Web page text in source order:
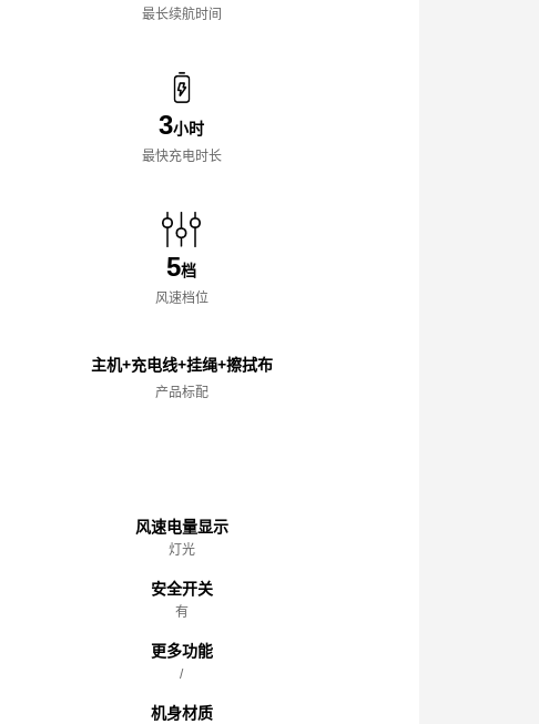
最长续航时间
3小时
最快充电时长
5档
风速档位
主机+充电线+挂绳+擦拭布
产品标配
风速电量显示
灯光
安全开关
有
更多功能
/
机身材质